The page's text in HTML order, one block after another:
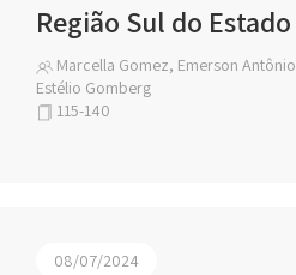
Região Sul do
Marcella Gomez, Emerson
Estélio Gomberg
115-140
08/07/2024